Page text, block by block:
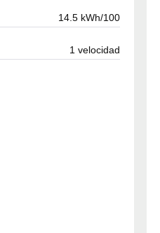
14.5 kWh/100
1 velocidad